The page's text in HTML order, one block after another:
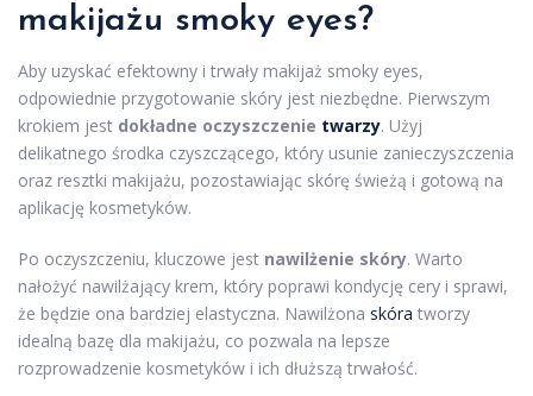
makijażu smoky eyes?
Aby uzyskać efektowny i trwały makijaż smoky eyes,
odpowiednie przygotowanie skóry jest niezbędne. Pierwszym
krokiem jest dokładne oczyszczenie twarzy. Użyj
delikatnego środka czyszczącego, który usunie zanieczyszczenia
oraz resztki makijażu, pozostawiając skórę świeżą i gotową na
aplikację kosmetyków.
Po oczyszczeniu, kluczowe jest nawilżenie skóry. Warto
nałożyć nawilżający krem, który poprawi kondycję cery i sprawi,
że będzie ona bardziej elastyczna. Nawilżona skóra tworzy
idealną bazę dla makijażu, co pozwala na lepsze
rozprowadzenie kosmetyków i ich dłuższą trwałość.